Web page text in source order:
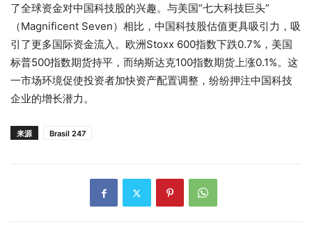
了全球资金对中国科技股的兴趣。与美国“七大科技巨头”
（Magnificent Seven）相比，中国科技股估值更具吸引力，吸
引了更多国际资金流入。欧洲Stoxx 600指数下跌0.7%，美国
标普500指数期货持平，而纳斯达克100指数期货上涨0.1%。这
一市场环境促使投资者加快资产配置调整，纷纷押注中国科技
企业的增长潜力。
来源 Brasil 247